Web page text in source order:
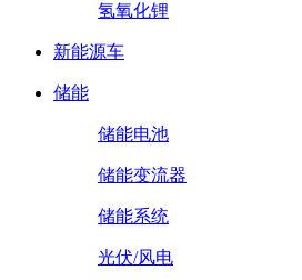
氢氧化锂
新能源车
储能
储能电池
储能变流器
储能系统
光伏/风电